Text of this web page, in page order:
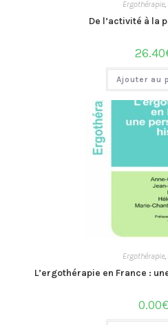
Ergothérapie,
De l’activité à la
26.40
Ajouter au
Ergothérapie,
L’ergothérapie en France :
0.00